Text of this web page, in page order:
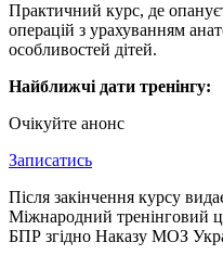
Практичний курс, де
операцій з урахуванням
особливостей дітей.
Найближчі дати тренінгу:
Очікуйте анонс
Записатись
Після закінчення курсу
Міжнародний тренінговий
БПР згідно Наказу МОЗ